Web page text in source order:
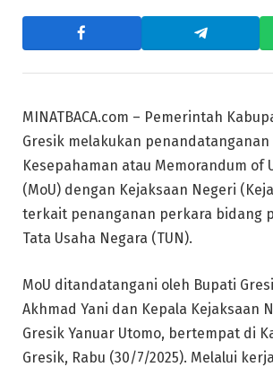
MINATBACA.com – Pemerintah
Gresik melakukan penandatanganan
Kesepahaman atau Memorandum of
(MoU) dengan Kejaksaan Negeri
terkait penanganan perkara bidang
Tata Usaha Negara (TUN).
MoU ditandatangani oleh Bupati
Akhmad Yani dan Kepala Kejaksaan
Gresik Yanuar Utomo, bertempat di
Gresik, Rabu (30/7/2025). Melalui